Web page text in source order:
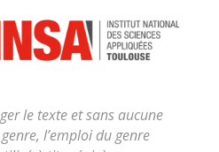
le texte et sans aucune
l’emploi du genre